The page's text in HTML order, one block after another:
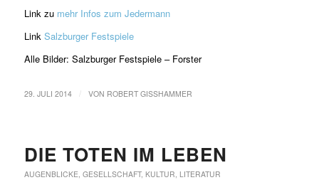
Link zu mehr Infos zum Jedermann
Link Salzburger Festspiele
Alle Bilder: Salzburger Festspiele – Forster
29. JULI 2014 VON ROBERT GISSHAMMER
DIE TOTEN IM LEBEN
AUGENBLICKE GESELLSCHAFT, KULTUR LITERATUR